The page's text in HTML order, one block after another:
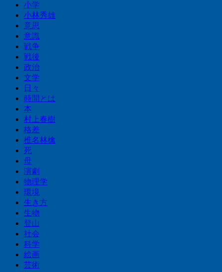
小学
小林秀雄
意思
意識
戦争
戦後
政治
文学
日々
時間とは
本
村上春樹
格差
椎名林檎
死
母
演劇
物理学
環境
生き方
生物
登山
社会
科学
絵画
芸術